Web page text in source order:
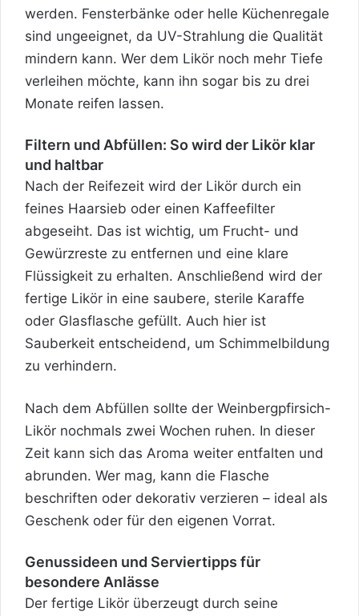
werden. Fensterbänke oder helle Küchenregale
sind ungeeignet, da UV-Strahlung die Qualität
mindern kann. Wer dem Likör noch mehr Tiefe
verleihen möchte, kann ihn sogar bis zu drei
Monate reifen lassen.
Filtern und Abfüllen: So wird der Likör klar
und haltbar
Nach der Reifezeit wird der Likör durch ein
feines Haarsieb oder einen Kaffeefilter
abgeseiht. Das ist wichtig, um Frucht- und
Gewürzreste zu entfernen und eine klare
Flüssigkeit zu erhalten. Anschließend wird der
fertige Likör in eine saubere, sterile Karaffe
oder Glasflasche gefüllt. Auch hier ist
Sauberkeit entscheidend, um Schimmelbildung
zu verhindern.
Nach dem Abfüllen sollte der Weinbergpfirsich-
Likör nochmals zwei Wochen ruhen. In dieser
Zeit kann sich das Aroma weiter entfalten und
abrunden. Wer mag, kann die Flasche
beschriften oder dekorativ verzieren – ideal als
Geschenk oder für den eigenen Vorrat.
Genussideen und Serviertipps für
besondere Anlässe
Der fertige Likör überzeugt durch seine